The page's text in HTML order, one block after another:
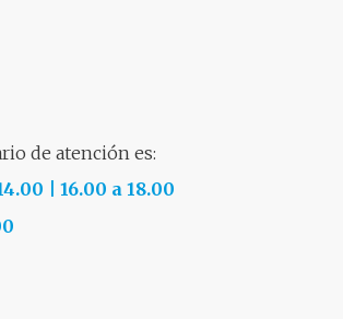
de atención es:
| 16.00 a 18.00